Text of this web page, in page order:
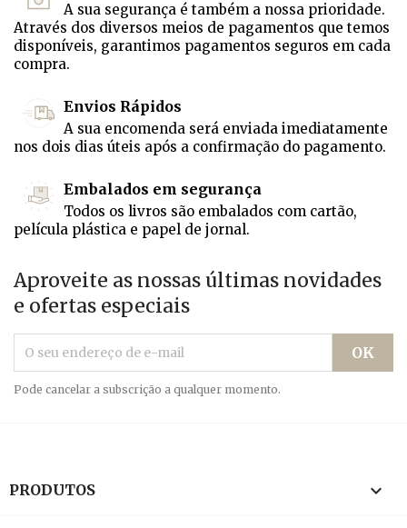
A sua segurança é também a nossa prioridade.
Através dos diversos meios de pagamentos que temos
disponíveis, garantimos pagamentos seguros em cada
compra.
Envios Rápidos
A sua encomenda será enviada imediatamente
nos dois dias úteis após a confirmação do pagamento.
Embalados em segurança
Todos os livros são embalados com cartão,
película plástica e papel de jornal.
Aproveite as nossas últimas novidades
e ofertas especiais
Pode cancelar a subscrição a qualquer momento.
PRODUTOS 